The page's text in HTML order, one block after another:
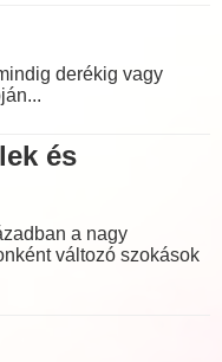
derékig vagy
és
a nagy
változó szokások